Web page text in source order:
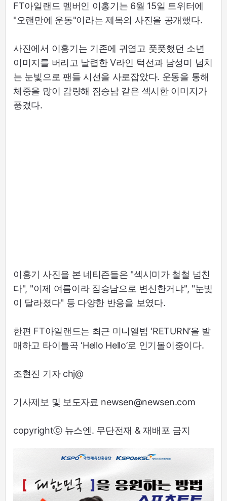
FT아일랜드 멤버인 이홍기는 6월 15일 트위터에
"오랜만에 운동"이라는 제목의 사진을 공개했다.
사진에서 이홍기는 기존에 귀엽고 풋풋했던 소년
이미지를 버리고 날렵한 V라인 턱선과 남성미 넘치
는 눈빛으로 팬들 시선을 사로잡았다. 운동을 통해
체중을 많이 감량해 짐승남 같은 섹시한 이미지가
풍겼다.
이홍기 사진을 본 네티즌들은 "섹시미가 철철 넘친
다", "이제 여름이라 짐승남으로 변신한거냐", "눈빛
이 달라졌다" 등 다양한 반응을 보였다.
한편 FT아일랜드는 최근 미니앨범 ‘RETURN’을 발
매하고 타이틀곡 ‘Hello Hello’로 인기몰이중이다.
조현진 기자 chj@
기사제보 및 보도자료 newsen@newsen.com
copyrightⓒ 뉴스엔. 무단전재 & 재배포 금지